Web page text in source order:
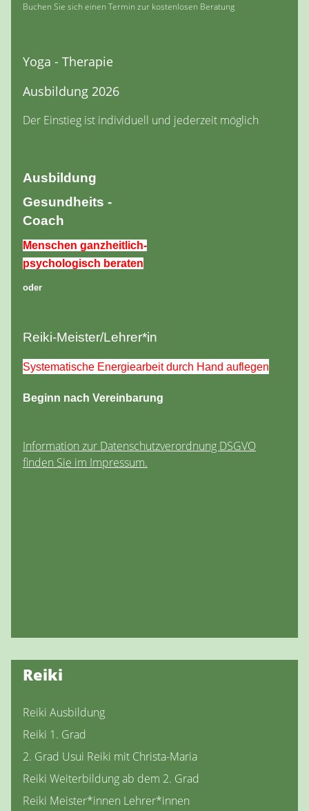
Reiki
Reiki Ausbildung
Reiki 1. Grad
2. Grad Usui Reiki mit Christa-Maria
Reiki Weiterbildung ab dem 2. Grad
Reiki Meister*innen Lehrer*innen
Buchen Sie sich einen Termin zur kostenlosen Beratung
Yoga - Therapie
Ausbildung 2026
Der Einstieg ist individuell und jederzeit möglich
Ausbildung
Gesundheits -
Coach
Menschen ganzheitlich-
psychologisch beraten
oder
Reiki-Meister/Lehrer*in
Systematische Energiearbeit durch Hand auflegen
Beginn nach Vereinbarung
Information zur Datenschutzverordnung DSGVO
finden Sie im Impressum.